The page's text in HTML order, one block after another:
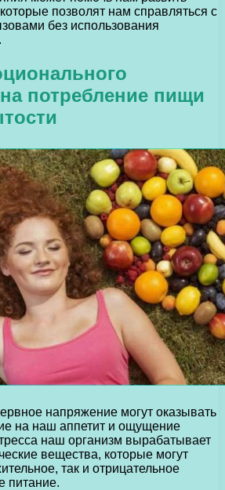
позволят нам справляться с
без использования
потребление пищи
напряжение могут оказывать
на наш аппетит и ощущение
наш организм вырабатывает
вещества, которые могут
так и отрицательное
питание.